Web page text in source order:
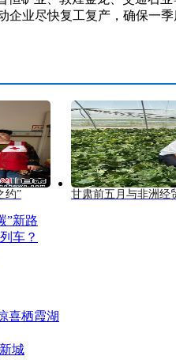
业尽快复工复产，确保一
约” 甘肃前五月与非洲经
”新路
车？
喜栖霞湖
城